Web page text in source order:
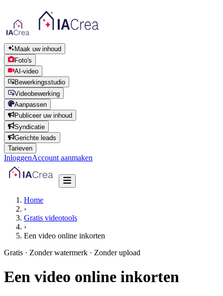
Maak uw inhoud
Foto's
AI-video
Bewerkingsstudio
Videobewerking
Aanpassen
Publiceer uw inhoud
Syndicatie
Gerichte leads
Tarieven
InloggenAccount aanmaken
Home
›
Gratis videotools
›
Een video online inkorten
Gratis · Zonder watermerk · Zonder upload
Een video online inkorten